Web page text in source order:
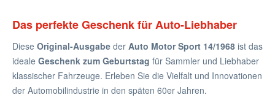
Das perfekte Geschenk für Auto-Liebhaber
Diese Original-Ausgabe der Auto Motor Sport 14/1968 ist das
ideale Geschenk zum Geburtstag für Sammler und Liebhaber
klassischer Fahrzeuge. Erleben Sie die Vielfalt und Innovationen
der Automobilindustrie in den späten 60er Jahren.